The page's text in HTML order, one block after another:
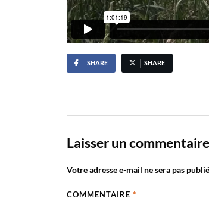
SHARE SHARE
Laisser un commentaire
Votre adresse e-mail ne sera pas
COMMENTAIRE*